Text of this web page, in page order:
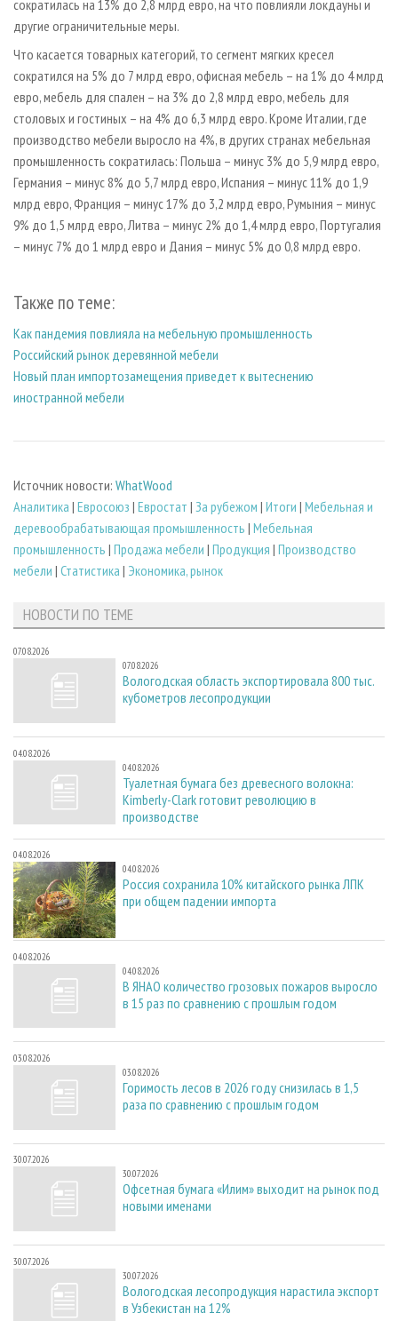
сократилась на 13% до 2,8 млрд евро, на что повлияли локдауны и
другие ограничительные меры.
Что касается товарных категорий, то сегмент мягких кресел
сократился на 5% до 7 млрд евро, офисная мебель – на 1% до 4 млрд
евро, мебель для спален – на 3% до 2,8 млрд евро, мебель для
столовых и гостиных – на 4% до 6,3 млрд евро. Кроме Италии, где
производство мебели выросло на 4%, в других странах мебельная
промышленность сократилась: Польша – минус 3% до 5,9 млрд евро,
Германия – минус 8% до 5,7 млрд евро, Испания – минус 11% до 1,9
млрд евро, Франция – минус 17% до 3,2 млрд евро, Румыния – минус
9% до 1,5 млрд евро, Литва – минус 2% до 1,4 млрд евро, Португалия
– минус 7% до 1 млрд евро и Дания – минус 5% до 0,8 млрд евро.
Также по теме:
Как пандемия повлияла на мебельную промышленность
Российский рынок деревянной мебели
Новый план импортозамещения приведет к вытеснению
иностранной мебели
Источник новости: WhatWood
Аналитика | Евросоюз | Евростат | За рубежом | Итоги | Мебельная и
деревообрабатывающая промышленность | Мебельная
промышленность | Продажа мебели | Продукция | Производство
мебели | Статистика | Экономика, рынок
НОВОСТИ ПО ТЕМЕ
07.08.2026
07.08.2026
Вологодская область экспортировала 800 тыс.
кубометров лесопродукции
04.08.2026
04.08.2026
Туалетная бумага без древесного волокна:
Kimberly-Clark готовит революцию в
производстве
04.08.2026
04.08.2026
Россия сохранила 10% китайского рынка ЛПК
при общем падении импорта
04.08.2026
04.08.2026
В ЯНАО количество грозовых пожаров выросло
в 15 раз по сравнению с прошлым годом
03.08.2026
03.08.2026
Горимость лесов в 2026 году снизилась в 1,5
раза по сравнению с прошлым годом
30.07.2026
30.07.2026
Офсетная бумага «Илим» выходит на рынок под
новыми именами
30.07.2026
30.07.2026
Вологодская лесопродукция нарастила экспорт
в Узбекистан на 12%